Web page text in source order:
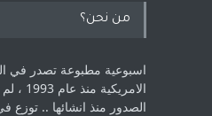
من نحن؟
اسبوعية مطبوعة تصدر في
الصدور منذ انشائها ..